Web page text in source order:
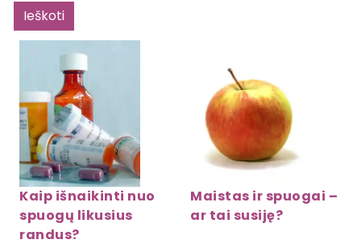
Ieškoti
Kaip išnaikinti nuo
spuogų likusius
randus?
Maistas ir spuogai –
ar tai susiję?